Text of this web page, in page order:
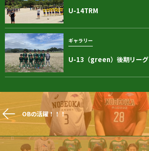
U-14TRM
ギャラリー
U-13（green）後期リーグ
OBの活躍！！！